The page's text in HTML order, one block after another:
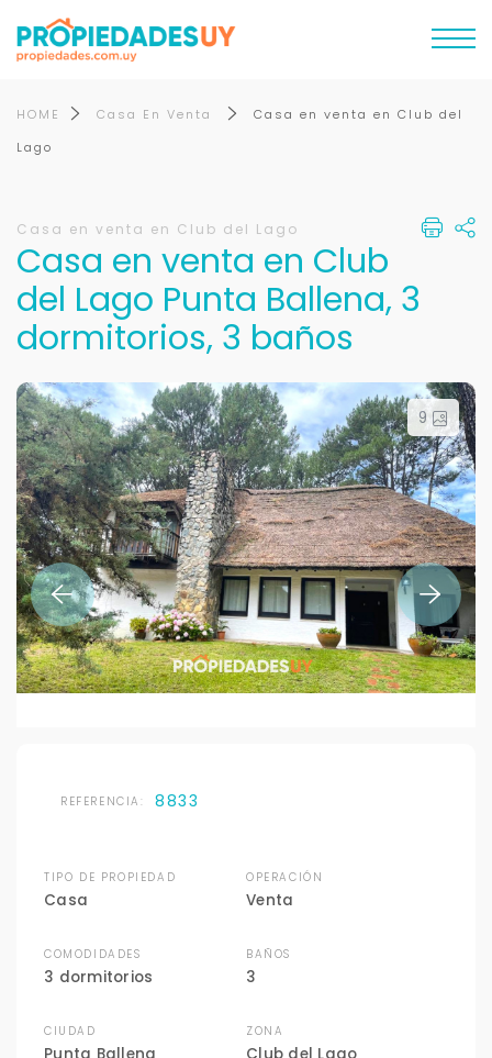
HOME Casa En Venta
Casa en venta en Club del
Lago
Casa en venta en Club del Lago
Casa en venta en Club
del Lago Punta Ballena, 3
dormitorios, 3 baños
9
REFERENCIA: 8833
TIPO DE PROPIEDAD
Casa
OPERACIÓN
Venta
COMODIDADES
3 dormitorios
BAÑOS
3
CIUDAD
Punta Ballena
ZONA
Club del Lago